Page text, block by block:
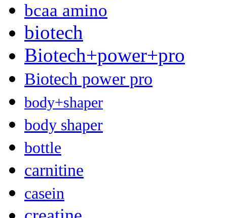
bcaa amino
biotech
Biotech+power+pro
Biotech power pro
body+shaper
body shaper
bottle
carnitine
casein